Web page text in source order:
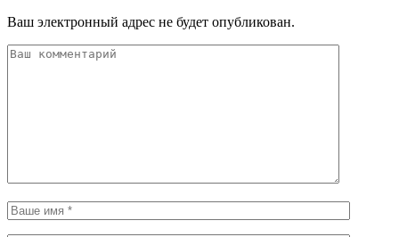
Ваш электронный адрес не будет опубликован.